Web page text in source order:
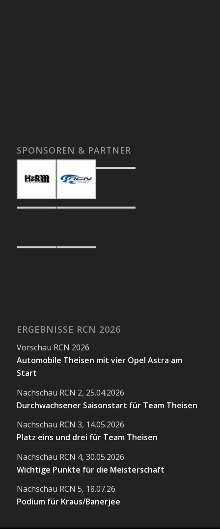
SPONSOREN & PARTNER
ERGEBNISSE RCN 2026
Vorschau RCN 2026
Automobile Theisen mit vier Opel Astra am
Start
Nachschau RCN 2, 25.04.2026
Durchwachsener Saisonstart für Team Theisen
Nachschau RCN 3, 14.05.2026
Platz eins und drei für Team Theisen
Nachschau RCN 4, 30.05.2026
Wichtige Punkte für die Meisterschaft
Nachschau RCN 5, 18.07.26
Podium für Kraus/Banerjee